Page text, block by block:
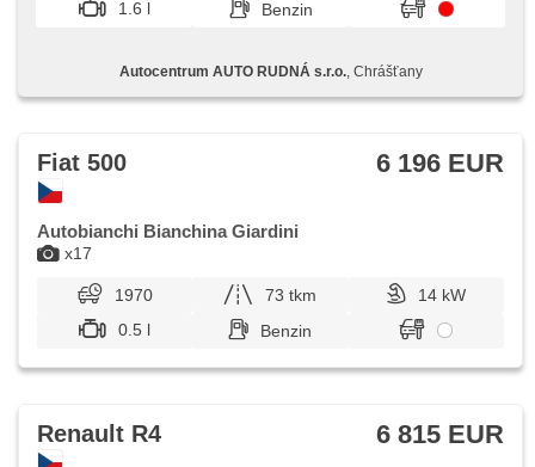
1.6 l
Benzin
Autocentrum AUTO RUDNÁ s.r.o., Chrášťany
x17
Fiat 500 6 196 EUR
Autobianchi Bianchina Giardini
1970 73 tkm
14 kW
0.5 l
Benzin
Renault R4 6 815 EUR